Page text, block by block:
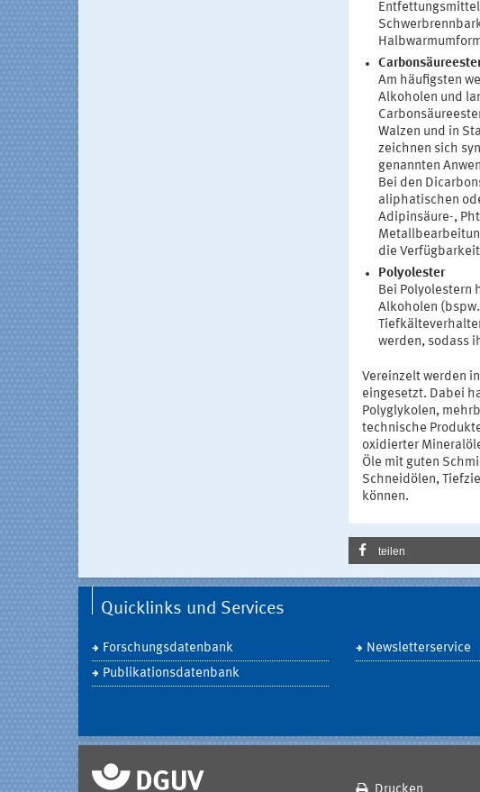
Am häufigsten
Alkoholen und
Walzen und in
zeichnen sich
genannten
Bei den
aliphatischen
Adipinsäure-,
die
Polyolester
Bei Polyolestern
Alkoholen
werden, sodass
Vereinzelt werden
eingesetzt. Dabei
Polyglykolen,
technische
oxidierter
Öle mit guten
Schneidölen,
können.
teilen
Quicklinks und Services
Forschungsdatenbank
Publikationsdatenbank
Newsletterservice